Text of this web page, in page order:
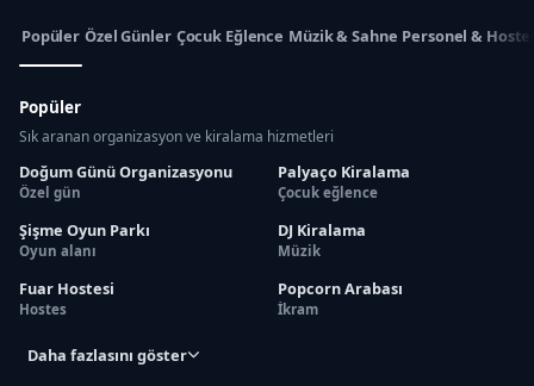
Popüler Özel Günler Çocuk Eğlence Müzik & Sahne Personel &
Popüler
Sık aranan organizasyon ve kiralama hizmetleri
Doğum Günü Organizasyonu
Özel gün
Palyaço Kiralama
Çocuk eğlence
Şişme Oyun Parkı
Oyun alanı
DJ Kiralama
Müzik
Fuar Hostesi
Hostes
Popcorn Arabası
İkram
Daha fazlasını göster